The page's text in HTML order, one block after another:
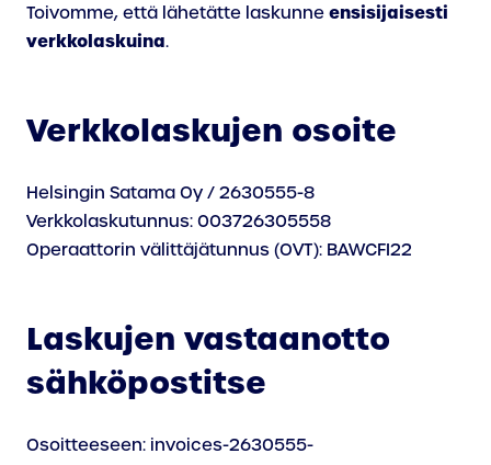
Toivomme, että lähetätte laskunne ensisijaisesti
verkkolaskuina.
Verkkolaskujen osoite
Helsingin Satama Oy / 2630555-8
Verkkolaskutunnus: 003726305558
Operaattorin välittäjätunnus (OVT): BAWCFI22
Laskujen vastaanotto
sähköpostitse
Osoitteeseen: invoices-2630555-